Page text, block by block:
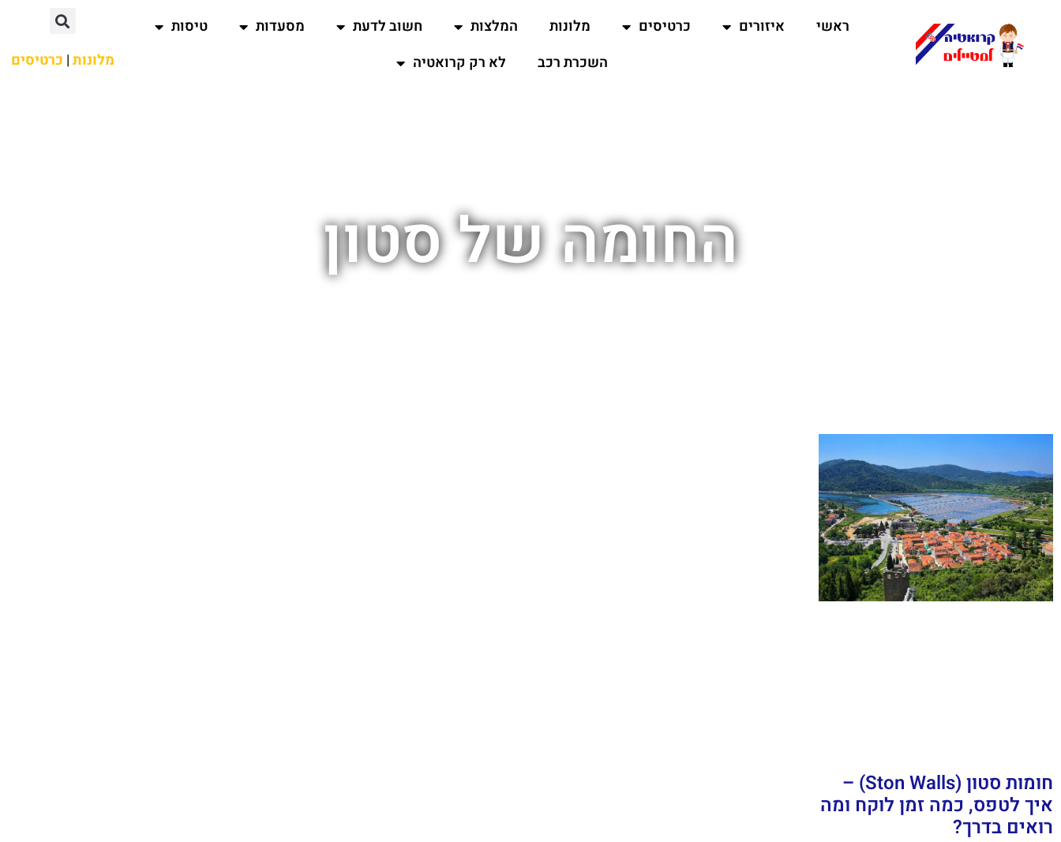
ראשי איזורים כרטיסים מלונות המלצות חשוב לדעת מסעדות
טיסות
השכרת רכב
לא רק קרואטיה מלונות| כרטיסים
החומה של סטון
חומות סטון (Ston Walls) –
איך לטפס, כמה זמן לוקח ומה
רואים בדרך?